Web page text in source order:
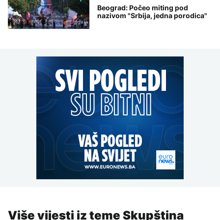
Beograd: Počeo miting pod
nazivom "Srbija, jedna porodica"
Više vijesti iz teme Skupština